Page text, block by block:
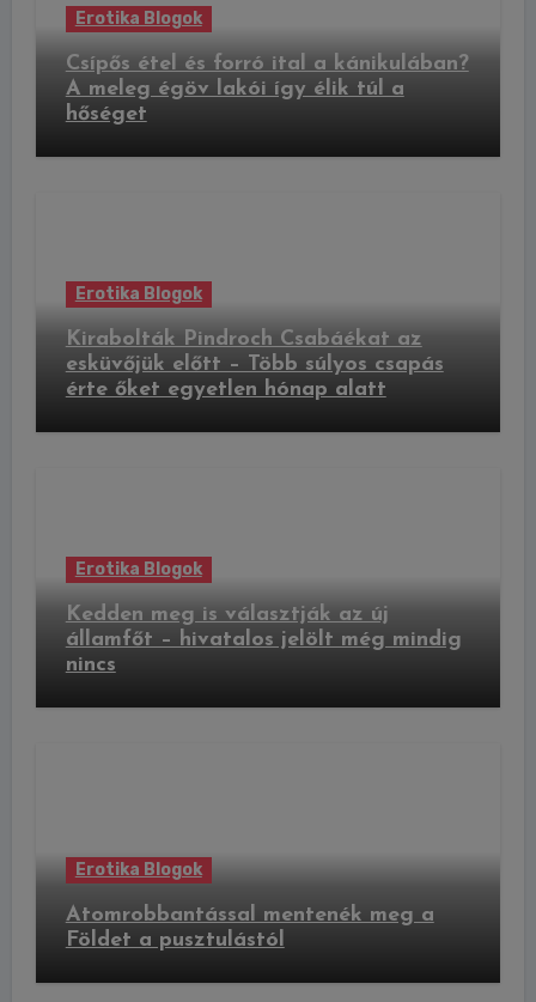
Erotika Blogok
Csípős étel és forró ital a kánikulában?
A meleg égöv lakói így élik túl a
hőséget
Erotika Blogok
Kirabolták Pindroch Csabáékat az
esküvőjük előtt – Több súlyos csapás
érte őket egyetlen hónap alatt
Erotika Blogok
Kedden meg is választják az új
államfőt – hivatalos jelölt még mindig
nincs
Erotika Blogok
Atomrobbantással mentenék meg a
Földet a pusztulástól